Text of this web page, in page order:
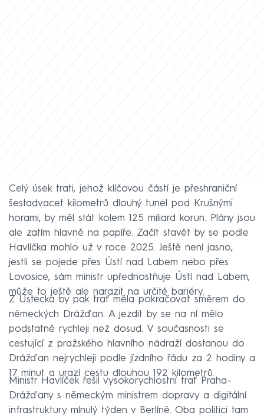
Celý úsek trati, jehož klíčovou částí je přeshraniční
šestadvacet kilometrů dlouhý tunel pod Krušnými
horami, by měl stát kolem 125 miliard korun. Plány jsou
ale zatím hlavně na papíře. Začít stavět by se podle
Havlíčka mohlo už v roce 2025. Ještě není jasno,
jestli se pojede přes Ústí nad Labem nebo přes
Lovosice, sám ministr upřednostňuje Ústí nad Labem,
může to ještě ale narazit na určité bariéry.
Z Ústecka by pak trať měla pokračovat směrem do
německých Drážďan. A jezdit by se na ní mělo
podstatně rychleji než dosud. V současnosti se
cestující z pražského hlavního nádraží dostanou do
Drážďan nejrychleji podle jízdního řádu za 2 hodiny a
17 minut a urazí cestu dlouhou 192 kilometrů.
Ministr Havlíček řešil vysokorychlostní trať Praha–
Drážďany s německým ministrem dopravy a digitální
infrastruktury mínulý týden v Berlíně. Oba politici tam